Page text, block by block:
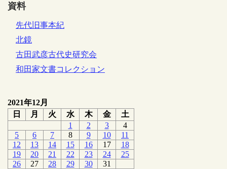
資料
先代旧事本紀
北鏡
古田武彦古代史研究会
和田家文書コレクション
2021年12月
日
月 火 水 木 金
土
1
2 3
4
5
6 7 8 9 10
11
12
13 14 15 16 17
18
19
20 21 22 23 24
25
26
27 28 29 30
31